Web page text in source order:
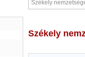
Székely